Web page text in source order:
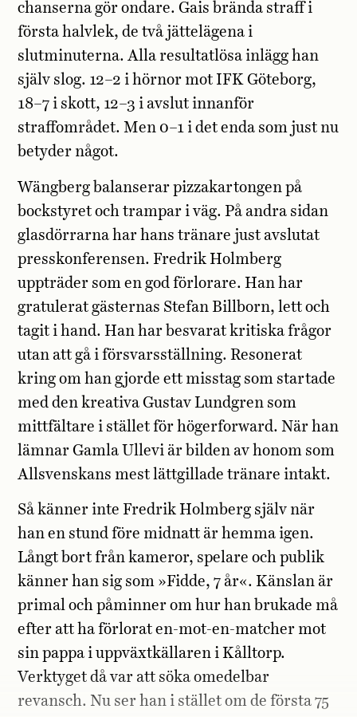
chanserna gör ondare. Gais brända straff i
första halvlek, de två jättelägena i
slutminuterna. Alla resultatlösa inlägg han
själv slog. 12–2 i hörnor mot IFK Göteborg,
18–7 i skott, 12–3 i avslut innanför
straffområdet. Men 0–1 i det enda som just nu
betyder något.
Wängberg balanserar pizzakartongen på
bockstyret och trampar i väg. På andra sidan
glasdörrarna har hans tränare just avslutat
presskonferensen. Fredrik Holmberg
uppträder som en god förlorare. Han har
gratulerat gästernas Stefan Billborn, lett och
tagit i hand. Han har besvarat kritiska frågor
utan att gå i försvarsställning. Resonerat
kring om han gjorde ett misstag som startade
med den kreativa Gustav Lundgren som
mittfältare i stället för högerforward. När han
lämnar Gamla Ullevi är bilden av honom som
Allsvenskans mest lättgillade tränare intakt.
Så känner inte Fredrik Holmberg själv när
han en stund före midnatt är hemma igen.
Långt bort från kameror, spelare och publik
känner han sig som »Fidde, 7 år«. Känslan är
primal och påminner om hur han brukade må
efter att ha förlorat en-mot-en-matcher mot
sin pappa i uppväxtkällaren i Kålltorp.
Verktyget då var att söka omedelbar
revansch. Nu ser han i stället om de första 75